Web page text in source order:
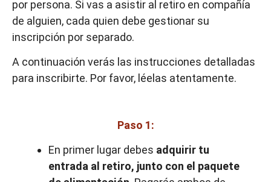
por persona. Si vas a asistir al retiro en compañía
de alguien, cada quien debe gestionar su
inscripción por separado.
A continuación verás las instrucciones detalladas
para inscribirte. Por favor, léelas atentamente.
Paso 1:
En primer lugar debes adquirir tu
entrada al retiro, junto con el paquete